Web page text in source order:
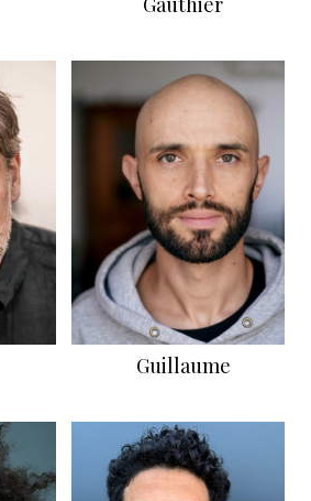
Guillaume